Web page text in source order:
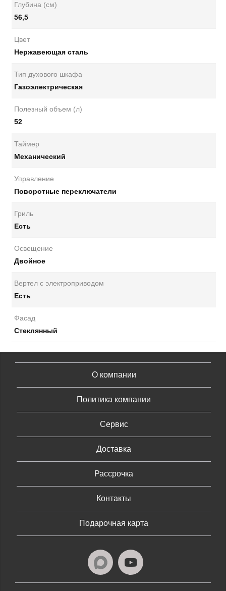
Глубина (см)
56,5
Цвет
Нержавеющая сталь
Тип духового шкафа
Газоэлектрическая
Полезный объем (л)
52
Таймер
Механический
Управление
Поворотные переключатели
Гриль
Есть
Освещение
Двойное
Вертел с электроприводом
Есть
Фасад
Стеклянный
О компании
Политика компании
Сервис
Доставка
Рассрочка
Контакты
Подарочная карта